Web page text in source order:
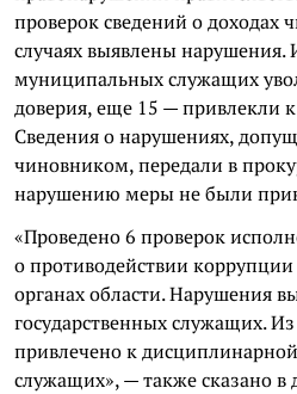
проверок сведений о доходах
случаях выявлены нарушения.
муниципальных служащих
доверия, еще 15 — привлекли
Сведения о нарушениях,
чиновником, передали в
нарушению меры не были
«Проведено 6 проверок
о противодействии
органах области. Нарушения
государственных служащих.
привлечено к дисциплинарной
служащих», — также сказано в